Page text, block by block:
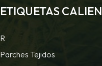
ETIQUETAS
R
Parches Tejidos